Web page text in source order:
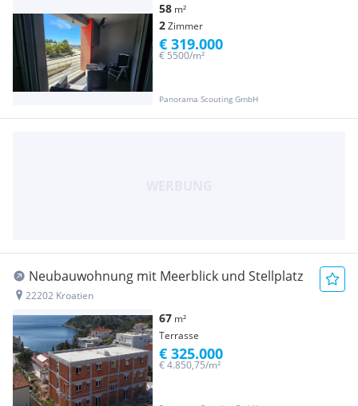
58 m²
2Zimmer
Panorama Scouting GmbH
€ 5500/m²
€ 319.000
Neubauwohnung mit Meerblick und Stellplatz
22202 Kroatien
67 m²
Terrasse
€ 4.850,75/m²
€ 325.000